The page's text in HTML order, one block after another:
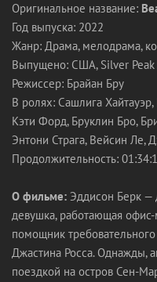
Оригинальное название:
Год выпуска: 2022
Жанр: Драма, мелодрама,
Выпущено: США, Silver Peak
Режиссер: Брайан Бру
В ролях: Сашлига
Кэти Форд, Бруклин Бро,
Энтони Страга, Вейсин Ле,
Продолжительность:
О фильме: Эддисон Берк —
девушка, работающая
помощник
Джастина Росса. Однажды,
поездкой на остров Сен-